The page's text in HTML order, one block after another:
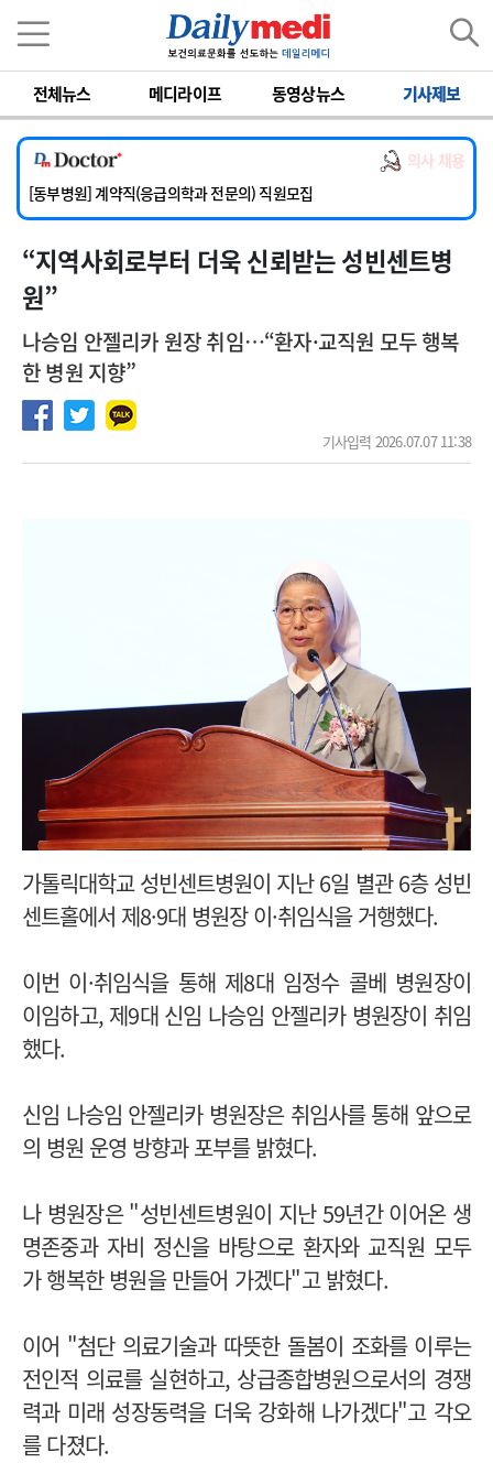
전체뉴스 메디라이프 동영상뉴스 기사제보
의사 채용
[서울아산병원] 2026년 하반기 인턴 모집
[영남대학교의료원] 마취통증의학과 임기제 임상의사 채용
[충남대학교병원] 소아청소년과(소아응급전담) 계약직 의사 공개채용
[동부병원] 계약직(응급의학과 전문의) 직원모집
[이대목동병원] 하반기 전공의(레지던트1년차) 모집
[서울아산병원] 2026년 하반기 인턴 모집
[영남대학교의료원] 마취통증의학과 임기제 임상의사 채용
“지역사회로부터 더욱 신뢰받는 성빈센트병
원”
나승임 안젤리카 원장 취임…“환자·교직원 모두 행복
한 병원 지향”
기사입력 2026.07.07 11:38
가톨릭대학교 성빈센트병원이 지난 6일 별관 6층 성빈
센트홀에서 제8·9대 병원장 이·취임식을 거행했다.
이번 이·취임식을 통해 제8대 임정수 콜베 병원장이
이임하고, 제9대 신임 나승임 안젤리카 병원장이 취임
했다.
신임 나승임 안젤리카 병원장은 취임사를 통해 앞으로
의 병원 운영 방향과 포부를 밝혔다.
나 병원장은 "성빈센트병원이 지난 59년간 이어온 생
명존중과 자비 정신을 바탕으로 환자와 교직원 모두
가 행복한 병원을 만들어 가겠다"고 밝혔다.
이어 "첨단 의료기술과 따뜻한 돌봄이 조화를 이루는
전인적 의료를 실현하고, 상급종합병원으로서의 경쟁
력과 미래 성장동력을 더욱 강화해 나가겠다"고 각오
를 다졌다.